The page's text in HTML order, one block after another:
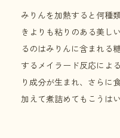
みりんを加熱すると何種
きよりも粘りのある美し
るのはみりんに含まれる
するメイラード反応によ
り成分が生まれ、さらに
加えて煮詰めてもこうは